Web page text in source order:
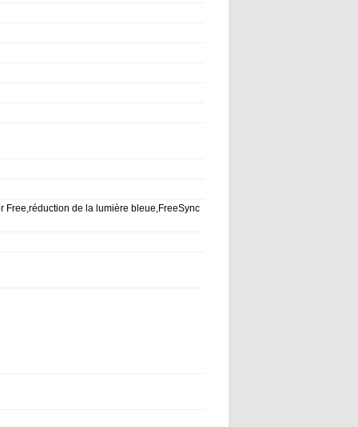
Free,réduction de la lumière bleue,FreeSync